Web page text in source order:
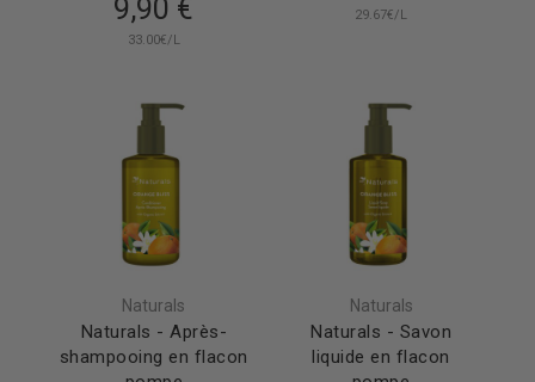
9,90 €
33.00€/L
29.67€/L
Naturals
Naturals - Après-
shampooing en flacon
Naturals
Naturals - Savon
liquide en flacon